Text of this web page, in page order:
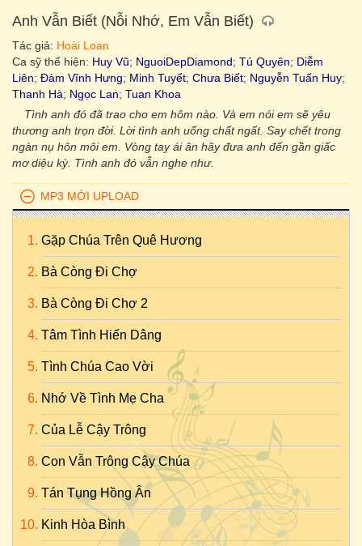
Anh Vẫn Biết (Nỗi Nhớ, Em Vẫn Biết)
Tác giả: Hoài Loan
Ca sỹ thể hiện: Huy Vũ; NguoiDepDiamond; Tú Quyên; Diễm
Liên; Đàm Vĩnh Hưng; Minh Tuyết; Chưa Biết; Nguyễn Tuấn Huy;
Thanh Hà; Ngọc Lan; Tuan Khoa
Tình anh đó đã trao cho em hôm nào. Và em nói em sẽ yêu
thương anh trọn đời. Lời tình anh uống chất ngất. Say chết trong
ngàn nụ hôn môi em. Vòng tay ái ân hãy đưa anh đến gần giấc
mơ diệu kỳ. Tình anh đó vẫn nghe như.
MP3 MỚI UPLOAD
Gặp Chúa Trên Quê Hương
Bà Còng Đi Chợ
Bà Còng Đi Chợ 2
Tâm Tình Hiến Dâng
Tình Chúa Cao Vời
Nhớ Về Tình Mẹ Cha
Của Lễ Cậy Trông
Con Vẫn Trông Cậy Chúa
Tán Tụng Hồng Ân
Kinh Hòa Bình